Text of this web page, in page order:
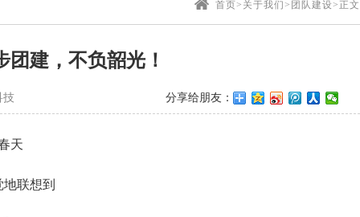
首页> 关于我们> 团队建设> 正文
建，不负韶光！
技 分享给朋友：
天
联想到